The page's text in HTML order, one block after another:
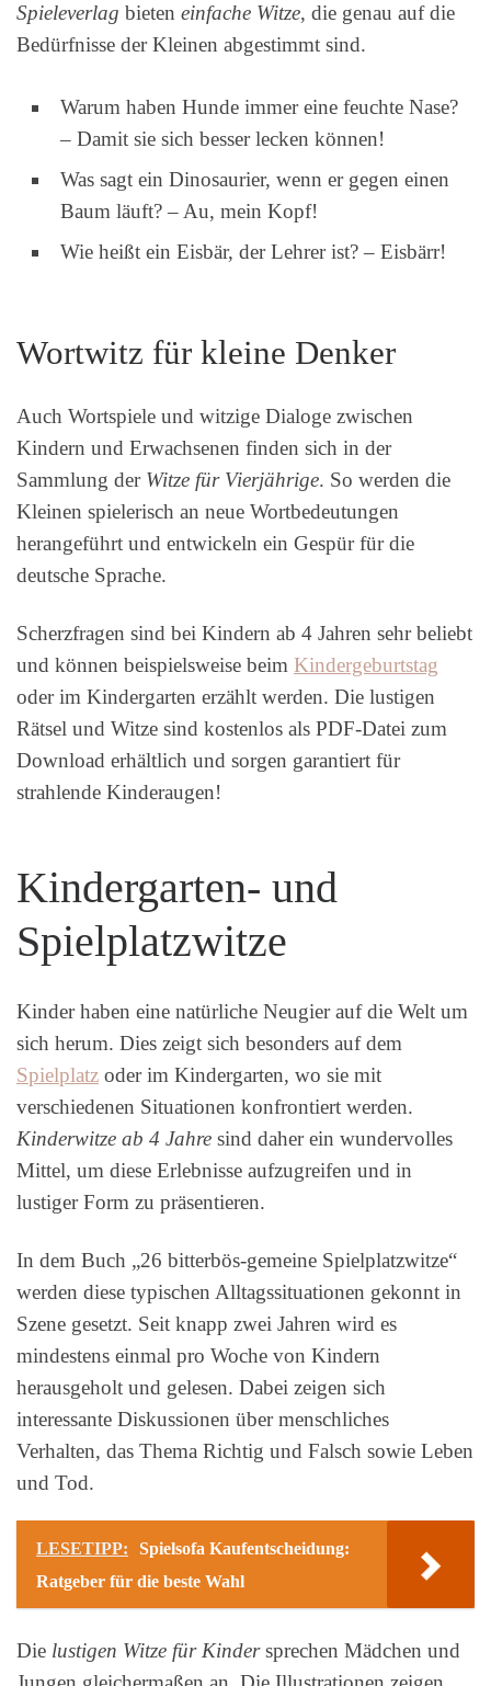
Spieleverlag bieten einfache Witze, die genau auf die
Bedürfnisse der Kleinen abgestimmt sind.
Warum haben Hunde immer eine feuchte Nase?
– Damit sie sich besser lecken können!
Was sagt ein Dinosaurier, wenn er gegen einen
Baum läuft? – Au, mein Kopf!
Wie heißt ein Eisbär, der Lehrer ist? – Eisbärr!
Wortwitz für kleine Denker
Auch Wortspiele und witzige Dialoge zwischen
Kindern und Erwachsenen finden sich in der
Sammlung der Witze für Vierjährige. So werden die
Kleinen spielerisch an neue Wortbedeutungen
herangeführt und entwickeln ein Gespür für die
deutsche Sprache.
Scherzfragen sind bei Kindern ab 4 Jahren sehr beliebt
und können beispielsweise beim Kindergeburtstag
oder im Kindergarten erzählt werden. Die lustigen
Rätsel und Witze sind kostenlos als PDF-Datei zum
Download erhältlich und sorgen garantiert für
strahlende Kinderaugen!
Kindergarten- und
Spielplatzwitze
Kinder haben eine natürliche Neugier auf die Welt um
sich herum. Dies zeigt sich besonders auf dem
Spielplatz oder im Kindergarten, wo sie mit
verschiedenen Situationen konfrontiert werden.
Kinderwitze ab 4 Jahre sind daher ein wundervolles
Mittel, um diese Erlebnisse aufzugreifen und in
lustiger Form zu präsentieren.
In dem Buch „26 bitterbös-gemeine Spielplatzwitze“
werden diese typischen Alltagssituationen gekonnt in
Szene gesetzt. Seit knapp zwei Jahren wird es
mindestens einmal pro Woche von Kindern
herausgeholt und gelesen. Dabei zeigen sich
interessante Diskussionen über menschliches
Verhalten, das Thema Richtig und Falsch sowie Leben
und Tod.
LESETIPP:
Spielsofa Kaufentscheidung:
Ratgeber für die beste Wahl
Die lustigen Witze für Kindersprechen Mädchen und